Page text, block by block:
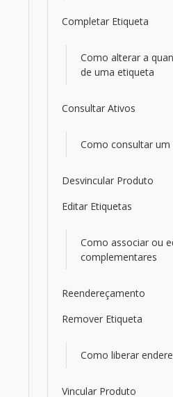
Completar Etiqueta
Como alterar a
de uma etiqueta
Consultar Ativos
Como consultar um
Desvincular Produto
Editar Etiquetas
Como associar ou
complementares
Reendereçamento
Remover Etiqueta
Como liberar
Vincular Produto